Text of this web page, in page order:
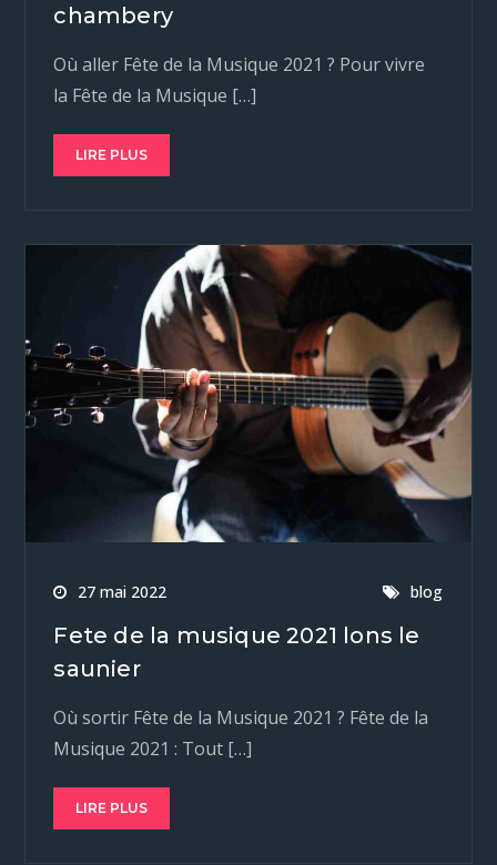
chambery
Où aller Fête de la Musique 2021 ? Pour vivre
la Fête de la Musique […]
LIRE PLUS
27 mai 2022 blog
Fete de la musique 2021 lons le
saunier
Où sortir Fête de la Musique 2021 ? Fête de la
Musique 2021 : Tout […]
LIRE PLUS